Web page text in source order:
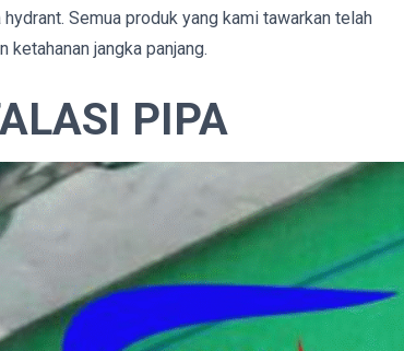
Semua produk yang kami tawarkan telah
jangka panjang.
PIPA